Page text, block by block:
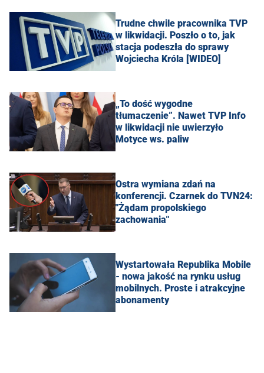
Trudne chwile pracownika TVP
w likwidacji. Poszło o to, jak
stacja podeszła do sprawy
Wojciecha Króla [WIDEO]
„To dość wygodne
tłumaczenie”. Nawet TVP Info
w likwidacji nie uwierzyło
Motyce ws. paliw
Ostra wymiana zdań na
konferencji. Czarnek do TVN24:
"Żądam propolskiego
zachowania"
Wystartowała Republika Mobile
- nowa jakość na rynku usług
mobilnych. Proste i atrakcyjne
abonamenty